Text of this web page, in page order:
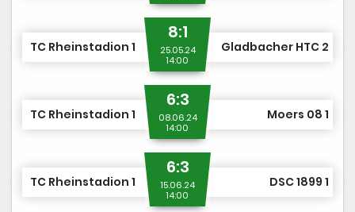
TC Rheinstadion 1
8:1
25.05.24
14:00
Gladbacher HTC 2
TC Rheinstadion 1
6:3
08.06.24
14:00
Moers 08 1
TC Rheinstadion 1
6:3
15.06.24
14:00
DSC 1899 1